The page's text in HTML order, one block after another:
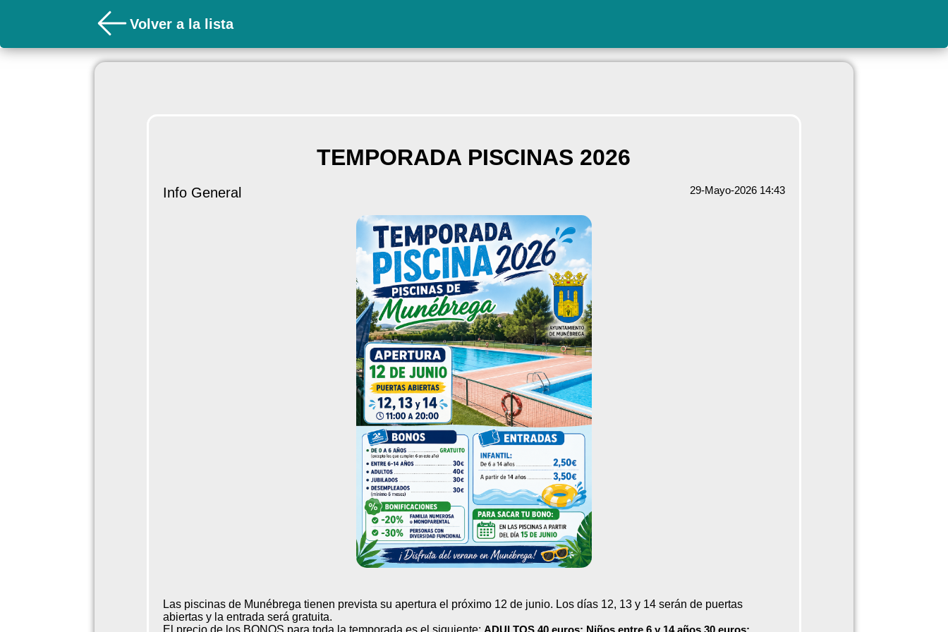
Volver a la lista
TEMPORADA PISCINAS 2026
Info General 29-Mayo-2026 14:43
Las piscinas de Munébrega tienen prevista su apertura el próximo 12 de junio. Los días 12, 13 y 14 serán de puertas
abiertas y la entrada será gratuita.
El precio de los BONOS para toda la temporada es el siguiente: ADULTOS 40 euros; Niños entre 6 y 14 años 30 euros;